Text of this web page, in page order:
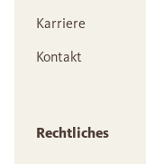
Karriere
Kontakt
Rechtliches